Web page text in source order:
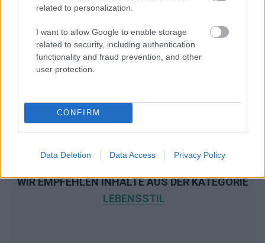
related to personalization.
I want to allow Google to enable storage
related to security, including authentication
functionality and fraud prevention, and other
user protection.
CONFIRM
Data Deletion Data Access Privacy Policy
WIR EMPFEHLEN INHALTE AUS DER KATEGORIE
LEBENSSTIL